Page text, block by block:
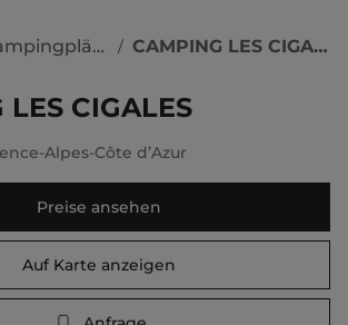
Campingplätze / CAMPING LES CIGALES
CIGALES
Alpes-Côte d’Azur
Preise ansehen
Auf Karte anzeigen